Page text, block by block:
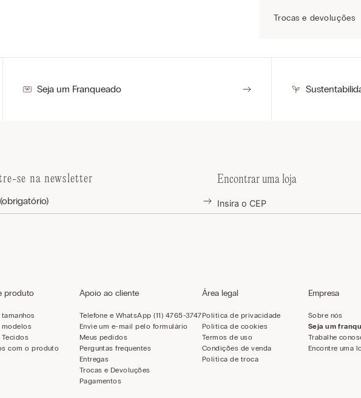
Trocas e devoluções
Seja um Franqueado
se na newsletter Encontrar uma loja
produto
modelos
Tecidos
com o produto
Apoio ao cliente
Telefone e WhatsApp (11) 4765-3747
Envie um e-mail pelo formulário
Meus pedidos
Perguntas frequentes
Entregas
Trocas e Devoluções
Pagamentos
Área legal
Política de privacidade
Política de cookies
Termos de uso
Condições de venda
Política de troca
Empresa
Sobre nós
Seja um
Trabalhe
Encontre uma